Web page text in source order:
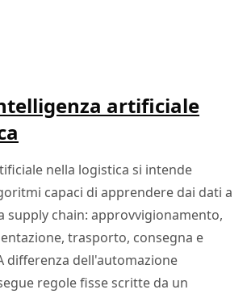
artificiale
nella logistica si intende
capaci di apprendere dai dati a
supply chain: approvvigionamento,
trasporto, consegna e
differenza dell'automazione
regole fisse scritte da un